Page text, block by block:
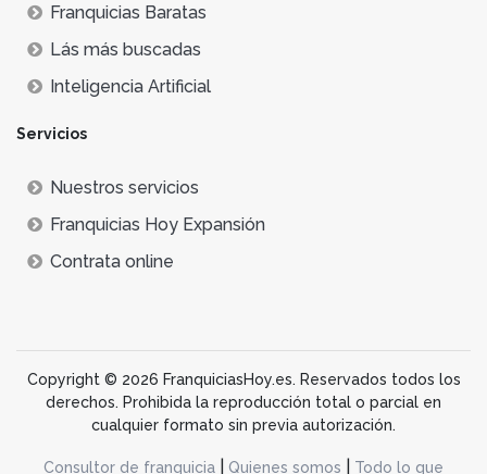
Franquicias Baratas
Lás más buscadas
Inteligencia Artificial
Servicios
Nuestros servicios
Franquicias Hoy Expansión
Contrata online
Copyright © 2026 FranquiciasHoy.es. Reservados todos los
derechos. Prohibida la reproducción total o parcial en
cualquier formato sin previa autorización.
Consultor de franquicia Quienes somos Todo lo que